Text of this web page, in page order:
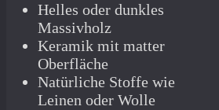
Helles oder dunkles
Massivholz
Keramik mit matter
Oberfläche
Natürliche Stoffe wie
Leinen oder Wolle